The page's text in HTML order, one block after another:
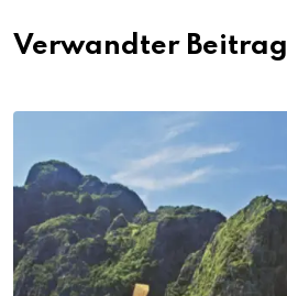
Verwandter Beitrag